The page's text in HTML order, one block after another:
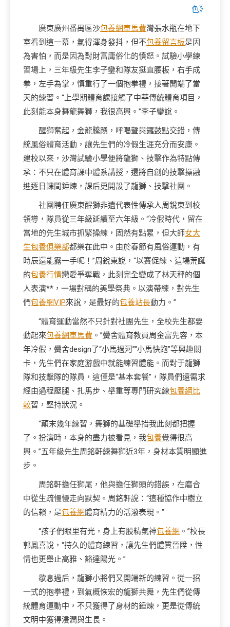
色》
廣東廣州番禺區沙包養網車馬費灣張水瓶在地下
室看到這一幕，氣得渾身發抖，但不包養留言板是因
為害怕，而是因為對財富庸俗化的憤怒。試驗小學練
習場上，三年級先生李子鑾和隊友挺直腰板，右手成
拳，左手為掌，慎重行了一個抱拳禮，接著開端了當
天的練習。“上學期體育課接觸了中華傳統體育項目，
此刻能本身舞龍舞獅，我很高興。”李子鑾說。
醒獅奮起，金龍騰踴，呼喝聲與鑼鼓點交錯，傳
統風俗體育活動，讓先生們的冷假生涯充分而安康。
建校以來，沙灣試驗小學便將龍獅、技擊作為特點傳
承：不只在體育課中體系講授，還將自創的技擊操融
進逐日課間錘煉，課后更開設了龍獅、技擊社團。
社團聘任廣東醒獅非遺代表性傳承人周銳東到校
領導，隊員從三年級延續至六年級。“冷假時代，留在
當地的先生城市抓緊操練，固然有點累，但大師女大
生包養俱樂部都樂在此中。由於春節有風俗運動，有
時辰還能露一手呢！”周銳東說，“以賽促練、這場荒誕
的包養行情戀愛爭奪戰，此刻完全變成了林天秤的個
人表演**，一場對稱的美學祭典。以演帶練，對先生
們包養網VIP來說，是最好的包養站長動力。”
“體育運動當然不只針對社團先生，全校先生都要
動起來包養網車馬費 。”黌舍體育教員周金富先容，本
年冷假，黌舍design了“小馬過河”“小馬快跑”等興趣關
卡，先生們在家庭游戲中就能練習體能。而對于龍獅
隊和技擊隊的隊員，這僅是“基本套餐”，隊員們還需求
經由過程壓腿、扎馬步、舉重等專門研究練包養網比
較習，堅持狀況。
“顛末幾年練習，舞獅的基礎舉措我此刻都把握
了。扮演時，本身的盡力被看見，我包養覺得很高
興。”五年級先生周銘軒練舞獅近3年，身材本質明顯進
步。
周銘軒擔任獅尾，他與擔任獅頭的錯誤，在磨合
中從生疏慢慢走向默契。周銘軒說：“這種協作中樹立
的信賴，是包養網體育精力的活潑表現。”
“孩子們眼里有光，身上有股精氣神包養網 。”校長
郭鳳喜說，“持久的體育練習，讓先生們體質晉陞，性
情也更舉止高雅、豁達陽光。”
歇息過后，龍獅小將們又開端新的練習。從一招
一式的抱拳禮，到氣概恢宏的龍獅共舞，先生們從傳
統體育運動中，不只獲得了身材的錘煉，更是從傳統
文明中獲得浸潤與生長。